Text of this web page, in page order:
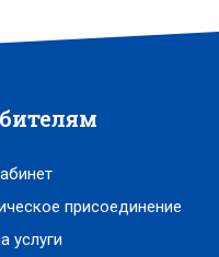
присоединение
услуги